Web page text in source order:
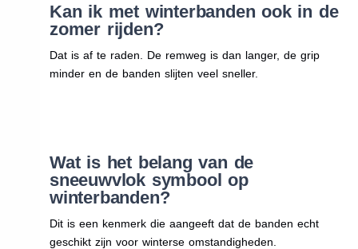
Kan ik met winterbanden ook in de
zomer rijden?
Dat is af te raden. De remweg is dan langer, de grip
minder en de banden slijten veel sneller.
Wat is het belang van de
sneeuwvlok symbool op
winterbanden?
Dit is een kenmerk die aangeeft dat de banden echt
geschikt zijn voor winterse omstandigheden.